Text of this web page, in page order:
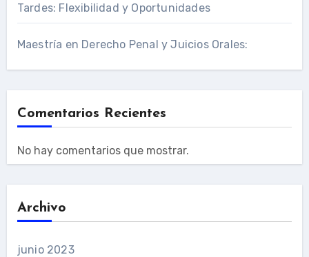
Tardes: Flexibilidad y Oportunidades
Maestría en Derecho Penal y Juicios Orales:
Comentarios Recientes
No hay comentarios que mostrar.
Archivo
junio 2023